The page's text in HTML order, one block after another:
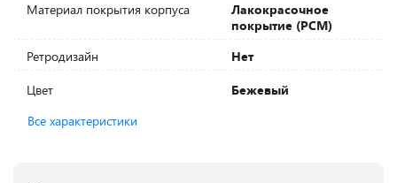
Материал покрытия корпуса
Лакокрасочное
покрытие (PCM)
Ретродизайн
Нет
Цвет
Бежевый
Все характеристики